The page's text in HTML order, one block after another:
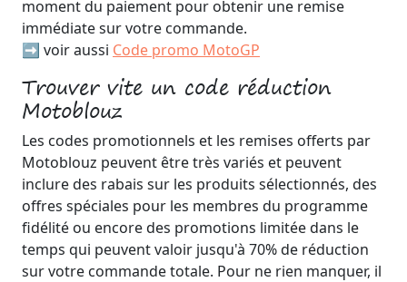
moment du paiement pour obtenir une remise
immédiate sur votre commande.
➡️ voir aussi Code promo MotoGP
Trouver vite un code réduction
Motoblouz
Les codes promotionnels et les remises offerts par
Motoblouz peuvent être très variés et peuvent
inclure des rabais sur les produits sélectionnés, des
offres spéciales pour les membres du programme
fidélité ou encore des promotions limitée dans le
temps qui peuvent valoir jusqu'à 70% de réduction
sur votre commande totale. Pour ne rien manquer, il